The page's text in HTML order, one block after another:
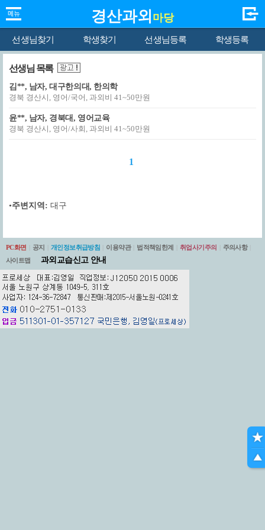
경산과외 마당
선생님찾기 학생찾기 선생님등록 학생등록
선생님 목록
김**, 남자, 대구한의대, 한의학
경북 경산시, 영어/국어, 과외비 41~50만원
윤**, 남자, 경북대, 영어교육
경북 경산시, 영어/사회, 과외비 41~50만원
1
•주변지역: 대구
PC화면 공지 개인정보취급방침 이용약관 법적책임한계 취업사기주의 주의사항
사이트맵
과외교습신고 안내